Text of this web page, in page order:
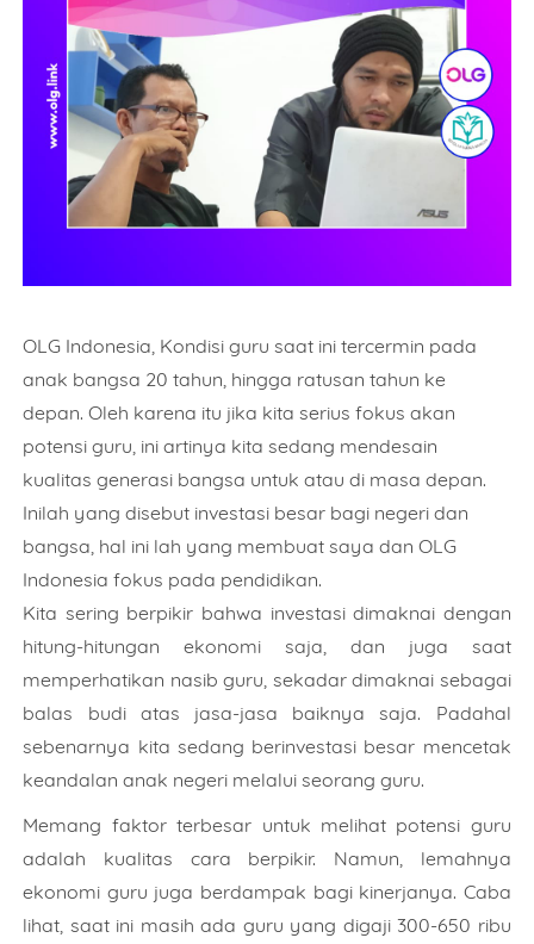
OLG Indonesia, Kondisi guru saat ini tercermin pada
anak bangsa 20 tahun, hingga ratusan tahun ke
depan. Oleh karena itu jika kita serius fokus akan
potensi guru, ini artinya kita sedang mendesain
kualitas generasi bangsa untuk atau di masa depan.
Inilah yang disebut investasi besar bagi negeri dan
bangsa, hal ini lah yang membuat saya dan OLG
Indonesia fokus pada pendidikan.
Kita sering berpikir bahwa investasi dimaknai dengan
hitung-hitungan ekonomi saja, dan juga saat
memperhatikan nasib guru, sekadar dimaknai sebagai
balas budi atas jasa-jasa baiknya saja. Padahal
sebenarnya kita sedang berinvestasi besar mencetak
keandalan anak negeri melalui seorang guru.
Memang faktor terbesar untuk melihat potensi guru
adalah kualitas cara berpikir. Namun, lemahnya
ekonomi guru juga berdampak bagi kinerjanya. Caba
lihat, saat ini masih ada guru yang digaji 300-650 ribu